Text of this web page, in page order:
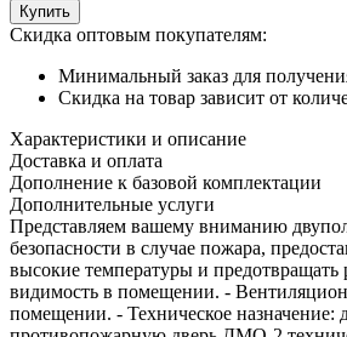
Купить
Скидка оптовым покупателям:
Минимальный заказ для
Скидка на товар зависит от
Характеристики и описание
Доставка и оплата
Дополнение к базовой комплектации
Дополнительные услуги
Представляем вашему вниманию
безопасности в случае пожара,
высокие температуры и предотвращать
видимость в помещении. -
помещении. - Техническое назначение: